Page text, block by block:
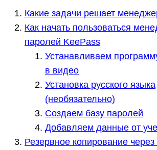
Какие задачи решает
Как начать пользоваться
паролей KeePass
Устанавливаем
в видео
Установка русского языка
(необязательно)
Создаем базу паролей
Добавляем данные от
Резервное копирование